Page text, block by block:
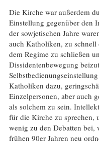
Die Kirche war außerdem
Einstellung gegenüber den
der sowjetischen Jahre
auch Katholiken, zu
dem Regime zu schließen
Dissidentenbewegung
Katholiken dazu,
Einzelpersonen, aber auch
als solchem zu sein.
für die Kirche zu sprechen,
wenig zu den Debatten bei,
frühen 90er Jahren neu